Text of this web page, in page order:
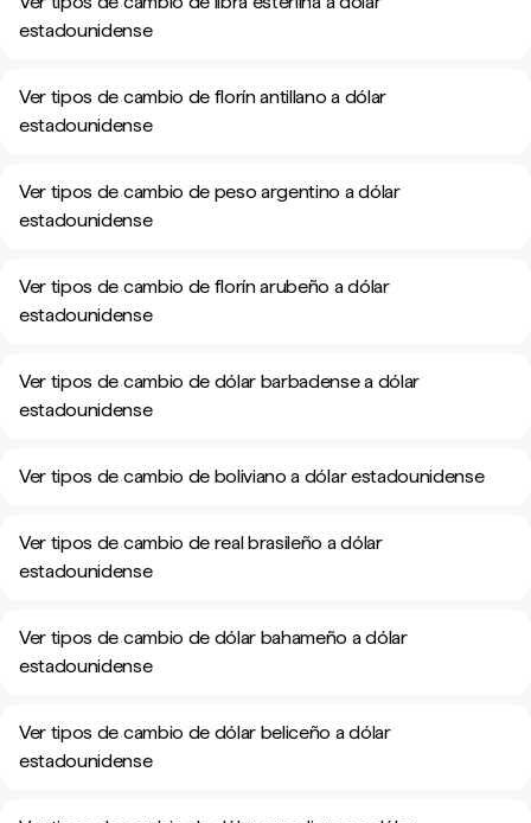
estadounidense
Ver tipos de cambio de florín antillano a dólar
estadounidense
Ver tipos de cambio de peso argentino a dólar
estadounidense
Ver tipos de cambio de florín arubeño a dólar
estadounidense
Ver tipos de cambio de dólar barbadense a dólar
estadounidense
Ver tipos de cambio de boliviano a dólar estadounidense
Ver tipos de cambio de real brasileño a dólar
estadounidense
Ver tipos de cambio de dólar bahameño a dólar
estadounidense
Ver tipos de cambio de dólar beliceño a dólar
estadounidense